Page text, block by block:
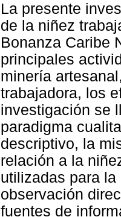
La presente
de la niñez
Bonanza Caribe
principales
minería
trabajadora, los
investigación se
paradigma
descriptivo, la
relación a la
utilizadas para
observación
fuentes de